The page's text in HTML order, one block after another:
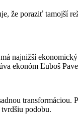
že poraziť tamojší
najnižší
ekonóm Ľuboš
podobu.